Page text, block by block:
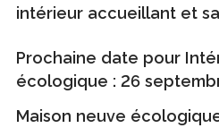
intérieur accueillant et
Prochaine date pour
écologique : 26
Maison neuve